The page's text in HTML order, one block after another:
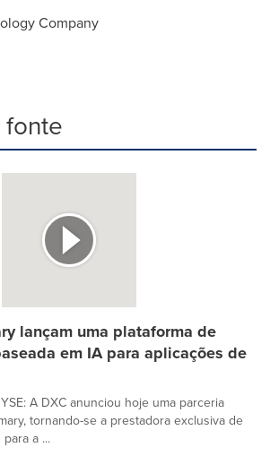
Company
lançam uma plataforma de
em IA para aplicações de
A DXC anunciou hoje uma parceria
tornando-se a prestadora exclusiva de
a ...